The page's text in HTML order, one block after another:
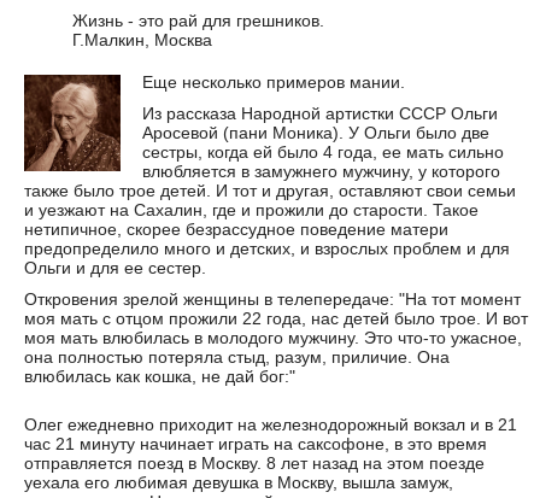
Жизнь - это рай для грешников.
Г.Малкин, Москва
Еще несколько примеров мании.
Из рассказа Народной артистки СССР Ольги
Аросевой (пани Моника). У Ольги было две
сестры, когда ей было 4 года, ее мать сильно
влюбляется в замужнего мужчину, у которого
также было трое детей. И тот и другая, оставляют свои семьи
и уезжают на Сахалин, где и прожили до старости. Такое
нетипичное, скорее безрассудное поведение матери
предопределило много и детских, и взрослых проблем и для
Ольги и для ее сестер.
Откровения зрелой женщины в телепередаче: "На тот момент
моя мать с отцом прожили 22 года, нас детей было трое. И вот
моя мать влюбилась в молодого мужчину. Это что-то ужасное,
она полностью потеряла стыд, разум, приличие. Она
влюбилась как кошка, не дай бог:"
Олег ежедневно приходит на железнодорожный вокзал и в 21
час 21 минуту начинает играть на саксофоне, в это время
отправляется поезд в Москву. 8 лет назад на этом поезде
уехала его любимая девушка в Москву, вышла замуж,